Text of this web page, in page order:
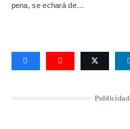
pena, se echará de…
Publicidad